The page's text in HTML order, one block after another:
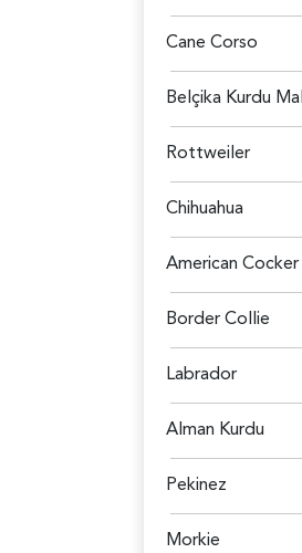
Cane Corso
Rottweiler
Chihuahua
Border Collie
Labrador
Alman Kurdu
Pekinez
Morkie